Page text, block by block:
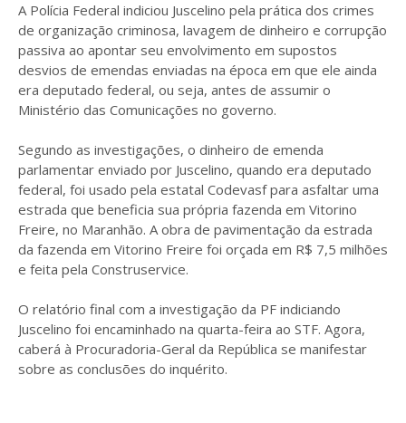
A Polícia Federal indiciou Juscelino pela prática dos crimes
de organização criminosa, lavagem de dinheiro e corrupção
passiva ao apontar seu envolvimento em supostos
desvios de emendas enviadas na época em que ele ainda
era deputado federal, ou seja, antes de assumir o
Ministério das Comunicações no governo.
Segundo as investigações, o dinheiro de emenda
parlamentar enviado por Juscelino, quando era deputado
federal, foi usado pela estatal Codevasf para asfaltar uma
estrada que beneficia sua própria fazenda em Vitorino
Freire, no Maranhão. A obra de pavimentação da estrada
da fazenda em Vitorino Freire foi orçada em R$ 7,5 milhões
e feita pela Construservice.
O relatório final com a investigação da PF indiciando
Juscelino foi encaminhado na quarta-feira ao STF. Agora,
caberá à Procuradoria-Geral da República se manifestar
sobre as conclusões do inquérito.